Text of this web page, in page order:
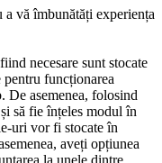
vă îmbunătăți experiența
necesare sunt stocate
funcționarea
De asemenea, folosind
să fie înțeles modul în
uri vor fi stocate în
aveți opțiunea